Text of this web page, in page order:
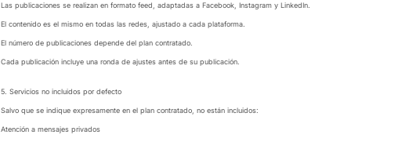
Las publicaciones se realizan en formato feed, adaptadas a Facebook, Instagram y LinkedIn.
El contenido es el mismo en todas las redes, ajustado a cada plataforma.
El número de publicaciones depende del plan contratado.
Cada publicación incluye una ronda de ajustes antes de su publicación.
5. Servicios no incluidos por defecto
Salvo que se indique expresamente en el plan contratado, no están incluidos:
Atención a mensajes privados